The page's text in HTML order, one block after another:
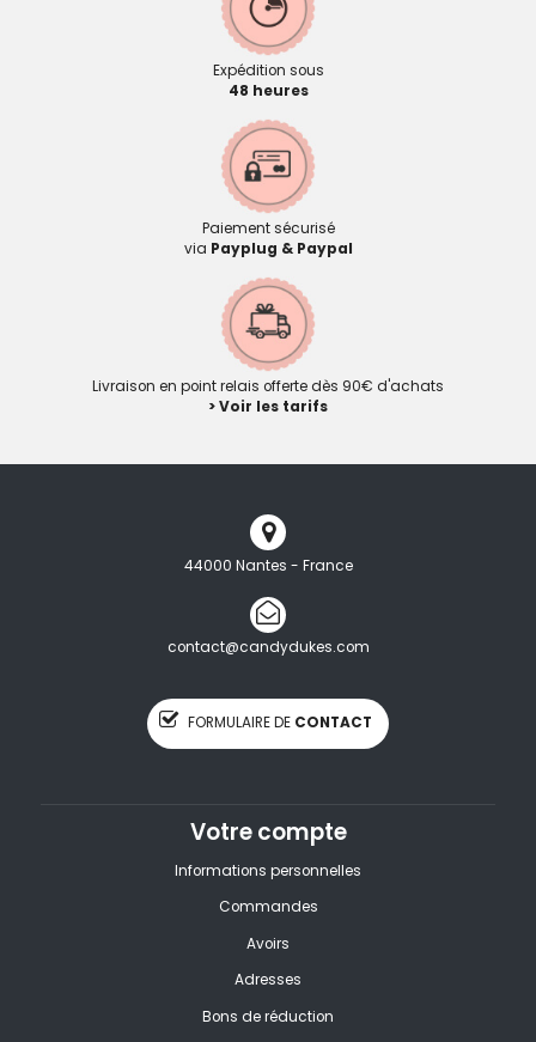
Expédition sous
48 heures
Paiement sécurisé
via Payplug & Paypal
Livraison en point relais offerte dès 90€ d'achats
> Voir les tarifs
44000 Nantes - France
contact@candydukes.com
FORMULAIRE DE CONTACT
Votre compte
Informations personnelles
Commandes
Avoirs
Adresses
Bons de réduction